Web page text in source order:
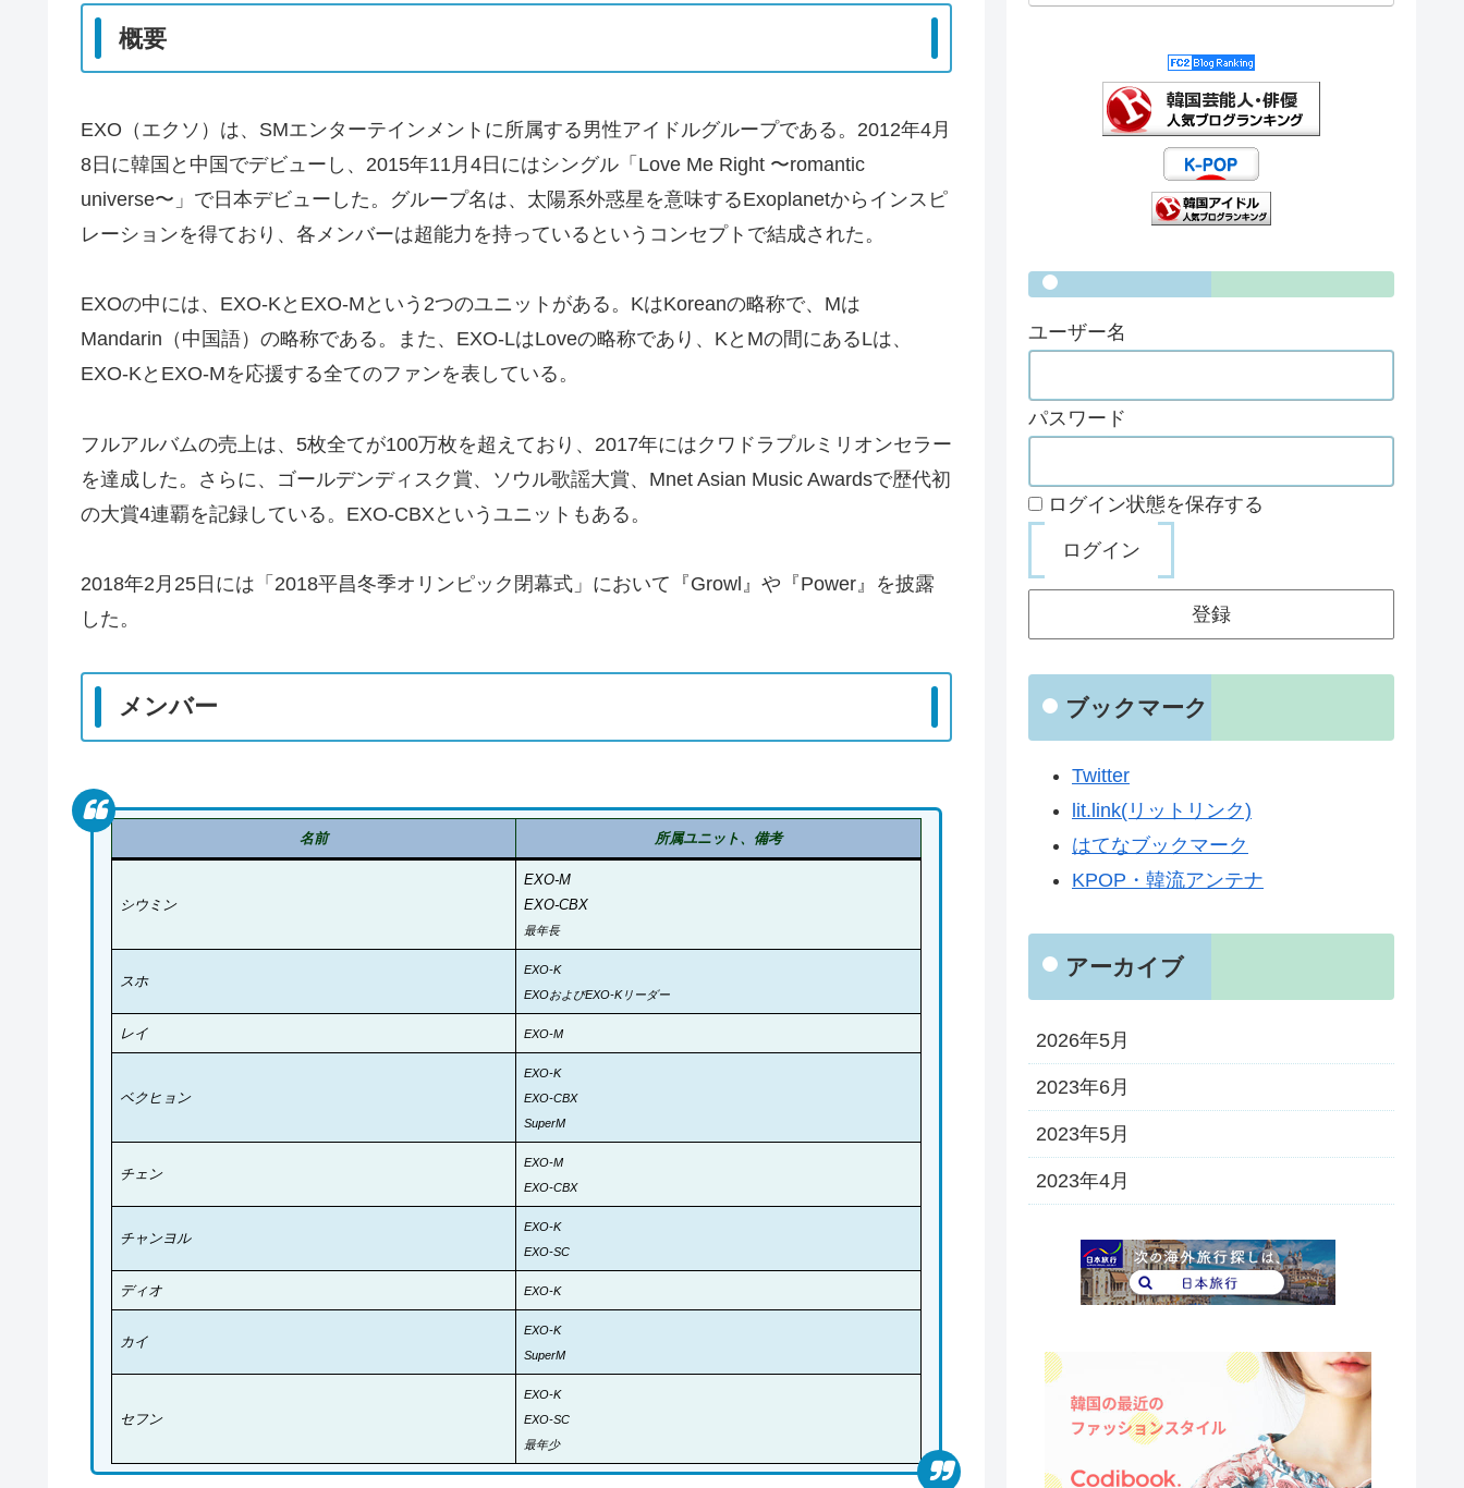
概要
EXO（エクソ）は、SMエンターテインメントに所属する男性アイドルグループである。2012年4月
8日に韓国と中国でデビューし、2015年11月4日にはシングル「Love Me Right 〜romantic
universe〜」で日本デビューした。グループ名は、太陽系外惑星を意味するExoplanetからインスピ
レーションを得ており、各メンバーは超能力を持っているというコンセプトで結成された。
EXOの中には、EXO-KとEXO-Mという2つのユニットがある。KはKoreanの略称で、Mは
Mandarin（中国語）の略称である。また、EXO-LはLoveの略称であり、KとMの間にあるLは、
EXO-KとEXO-Mを応援する全てのファンを表している。
フルアルバムの売上は、5枚全てが100万枚を超えており、2017年にはクワドラプルミリオンセラー
を達成した。さらに、ゴールデンディスク賞、ソウル歌謡大賞、Mnet Asian Music Awardsで歴代初
の大賞4連覇を記録している。EXO-CBXというユニットもある。
2018年2月25日には「2018平昌冬季オリンピック閉幕式」において『Growl』や『Power』を披露
した。
メンバー
名前 所属ユニット、備考
シウミン
EXO-M
EXO-CBX
最年長
スホ
EXO-K
EXOおよびEXO-Kリーダー
レイ EXO-M
ベクヒョン
EXO-K
EXO-CBX
SuperM
チェン
EXO-M
EXO-CBX
チャンヨル
EXO-K
EXO-SC
ディオ EXO-K
カイ
EXO-K
SuperM
セフン
EXO-K
EXO-SC
最年少
ユーザー名
パスワード
ログイン状態を保存する
登録
ブックマーク
Twitter
lit.link(リットリンク)
はてなブックマーク
KPOP・韓流アンテナ
アーカイブ
2026年5月
2023年6月
2023年5月
2023年4月